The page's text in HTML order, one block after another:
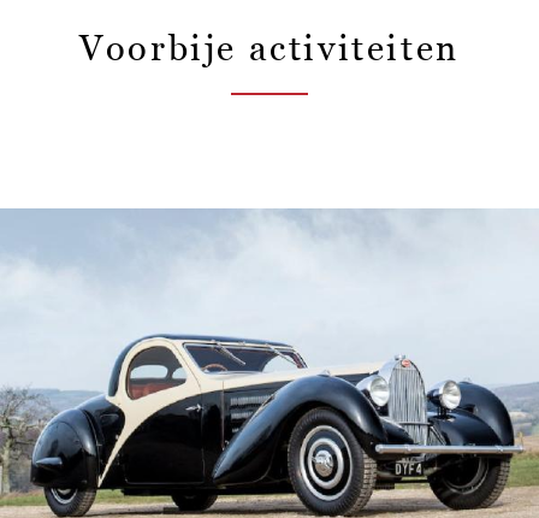
Voorbije activiteiten